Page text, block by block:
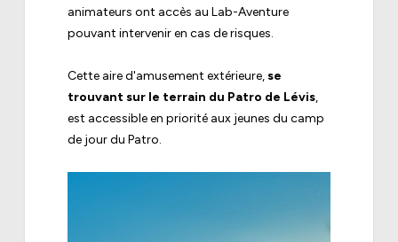
animateurs ont accès au Lab-Aventure
pouvant intervenir en cas de risques.
Cette aire d'amusement extérieure,se
trouvant sur le terrain du Patro de Lévis,
est accessible en priorité aux jeunes du camp
de jour du Patro.